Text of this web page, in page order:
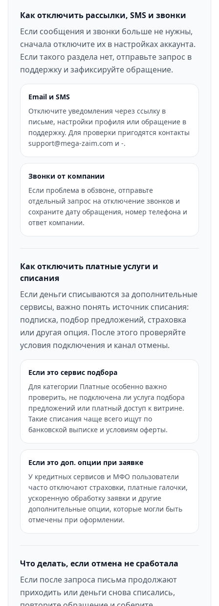
Как отключить рассылки, SMS и звонки
Если сообщения и звонки больше не нужны,
сначала отключите их в настройках аккаунта.
Если такого раздела нет, отправьте запрос в
поддержку и зафиксируйте обращение.
Email и SMS
Отключите уведомления через ссылку в
письме, настройки профиля или обращение в
поддержку. Для проверки пригодятся контакты
support@mega-zaim.com и -.
Звонки от компании
Если проблема в обзвоне, отправьте
отдельный запрос на отключение звонков и
сохраните дату обращения, номер телефона и
ответ компании.
Как отключить платные услуги и
списания
Если деньги списываются за дополнительные
сервисы, важно понять источник списания:
подписка, подбор предложений, страховка
или другая опция. После этого проверяйте
условия подключения и канал отмены.
Если это сервис подбора
Для категории Платные особенно важно
проверить, не подключена ли услуга подбора
предложений или платный доступ к витрине.
Такие списания чаще всего ищут по
банковской выписке и условиям оферты.
Если это доп. опции при заявке
У кредитных сервисов и МФО пользователи
часто отключают страховки, платные галочки,
ускоренную обработку заявки и другие
дополнительные опции, которые могли быть
отмечены при оформлении.
Что делать, если отмена не сработала
Если после запроса письма продолжают
приходить или деньги снова списались,